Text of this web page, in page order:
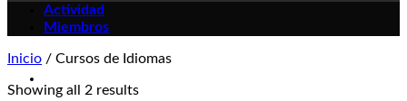
Actividad
Miembros
Inicio / Cursos de Idiomas
Showing all 2 results